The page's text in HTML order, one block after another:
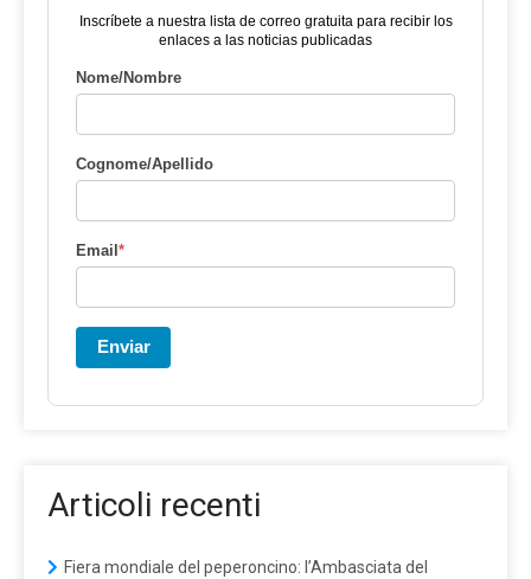
Inscríbete a nuestra lista de correo gratuita para recibir los
enlaces a las noticias publicadas
Nome/Nombre
Cognome/Apellido
Email*
Enviar
Articoli recenti
Fiera mondiale del peperoncino: l’Ambasciata del